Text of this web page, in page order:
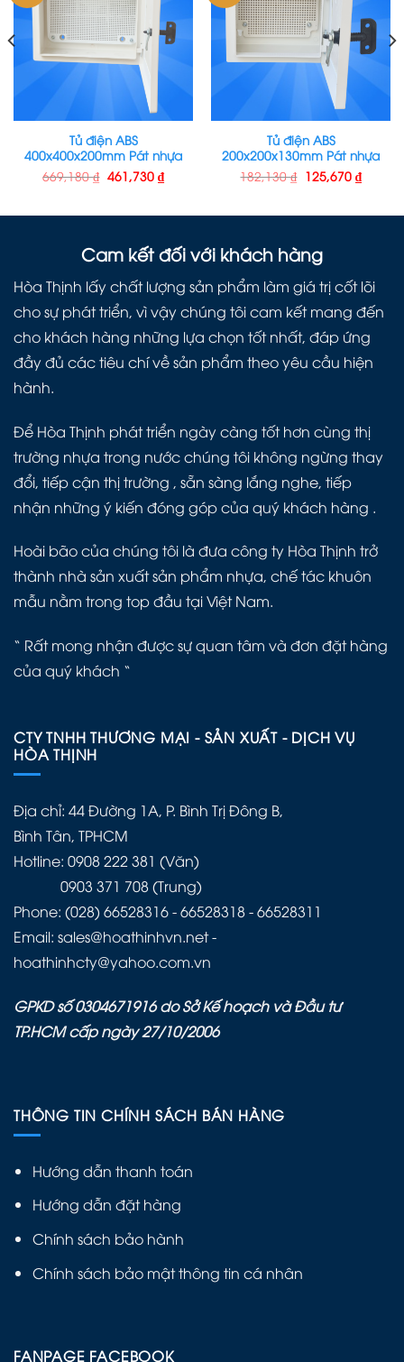
Tủ điện ABS
400x400x200mm Pát nhựa
669,180₫ 461,730 ₫
Tủ điện ABS
200x200x130mm Pát nhựa
182,130₫ 125,670 ₫
Cam kết đối với khách hàng
Hòa Thịnh lấy chất lượng sản phẩm làm giá trị cốt lõi
cho sự phát triển, vì vậy chúng tôi cam kết mang đến
cho khách hàng những lựa chọn tốt nhất, đáp ứng
đầy đủ các tiêu chí về sản phẩm theo yêu cầu hiện
hành.
Để Hòa Thịnh phát triển ngày càng tốt hơn cùng thị
trường nhựa trong nước chúng tôi không ngừng thay
đổi, tiếp cận thị trường , sẵn sàng lắng nghe, tiếp
nhận những ý kiến đóng góp của quý khách hàng .
Hoài bão của chúng tôi là đưa công ty Hòa Thịnh trở
thành nhà sản xuất sản phẩm nhựa, chế tác khuôn
mẫu nằm trong top đầu tại Việt Nam.
“ Rất mong nhận được sự quan tâm và đơn đặt hàng
của quý khách “
CTY TNHH THƯƠNG MẠI - SẢN XUẤT - DỊCH VỤ
HÒA THỊNH
Địa chỉ: 44 Đường 1A, P. Bình Trị Đông B,
Bình Tân, TPHCM
Hotline: 0908 222 381 (Văn)
0903 371 708 (Trung)
Phone: (028) 66528316 - 66528318 - 66528311
Email: sales@hoathinhvn.net -
hoathinhcty@yahoo.com.vn
GPKD số 0304671916 do Sở Kế hoạch và Đầu tư
TP.HCM cấp ngày 27/10/2006
THÔNG TIN CHÍNH SÁCH BÁN HÀNG
Hướng dẫn thanh toán
Hướng dẫn đặt hàng
Chính sách bảo hành
Chính sách bảo mật thông tin cá nhân
FANPAGE FACEBOOK